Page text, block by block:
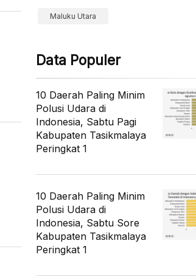
Maluku Utara
Data Populer
10 Daerah Paling Minim
Polusi Udara di
Indonesia, Sabtu Pagi
Kabupaten Tasikmalaya
Peringkat 1
10 Daerah Paling Minim
Polusi Udara di
Indonesia, Sabtu Sore
Kabupaten Tasikmalaya
Peringkat 1